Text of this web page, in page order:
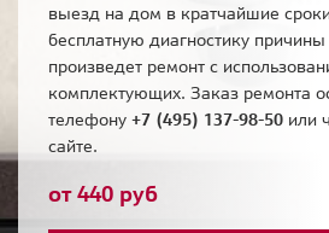
выезд на дом в кратчайшие
бесплатную диагностику причины
произведет ремонт с
комплектующих. Заказ ремонта
телефону +7 (495) 137-98-50 или
сайте.
от 440 руб